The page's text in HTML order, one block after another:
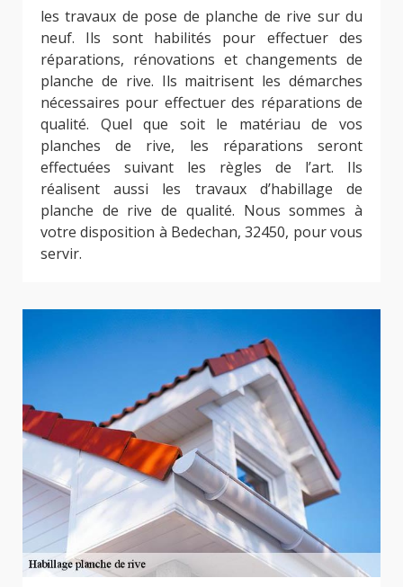
les travaux de pose de planche de rive sur du
neuf. Ils sont habilités pour effectuer des
réparations, rénovations et changements de
planche de rive. Ils maitrisent les démarches
nécessaires pour effectuer des réparations de
qualité. Quel que soit le matériau de vos
planches de rive, les réparations seront
effectuées suivant les règles de l’art. Ils
réalisent aussi les travaux d’habillage de
planche de rive de qualité. Nous sommes à
votre disposition à Bedechan, 32450, pour vous
servir.